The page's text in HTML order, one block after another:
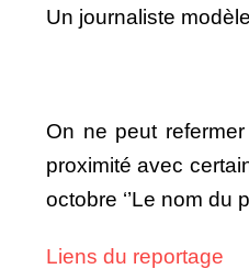
Un journaliste
On ne peut
proximité avec
octobre ‘’Le nom du
Liens du reportage